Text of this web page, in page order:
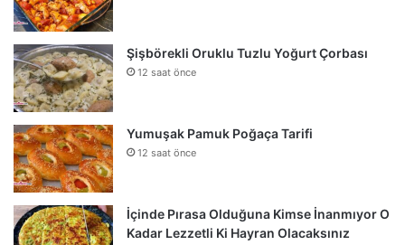
Şişbörekli Oruklu Tuzlu Yoğurt Çorbası
12 saat önce
Yumuşak Pamuk Poğaça Tarifi
12 saat önce
İçinde Pırasa Olduğuna Kimse İnanmıyor O
Kadar Lezzetli Ki Hayran Olacaksınız